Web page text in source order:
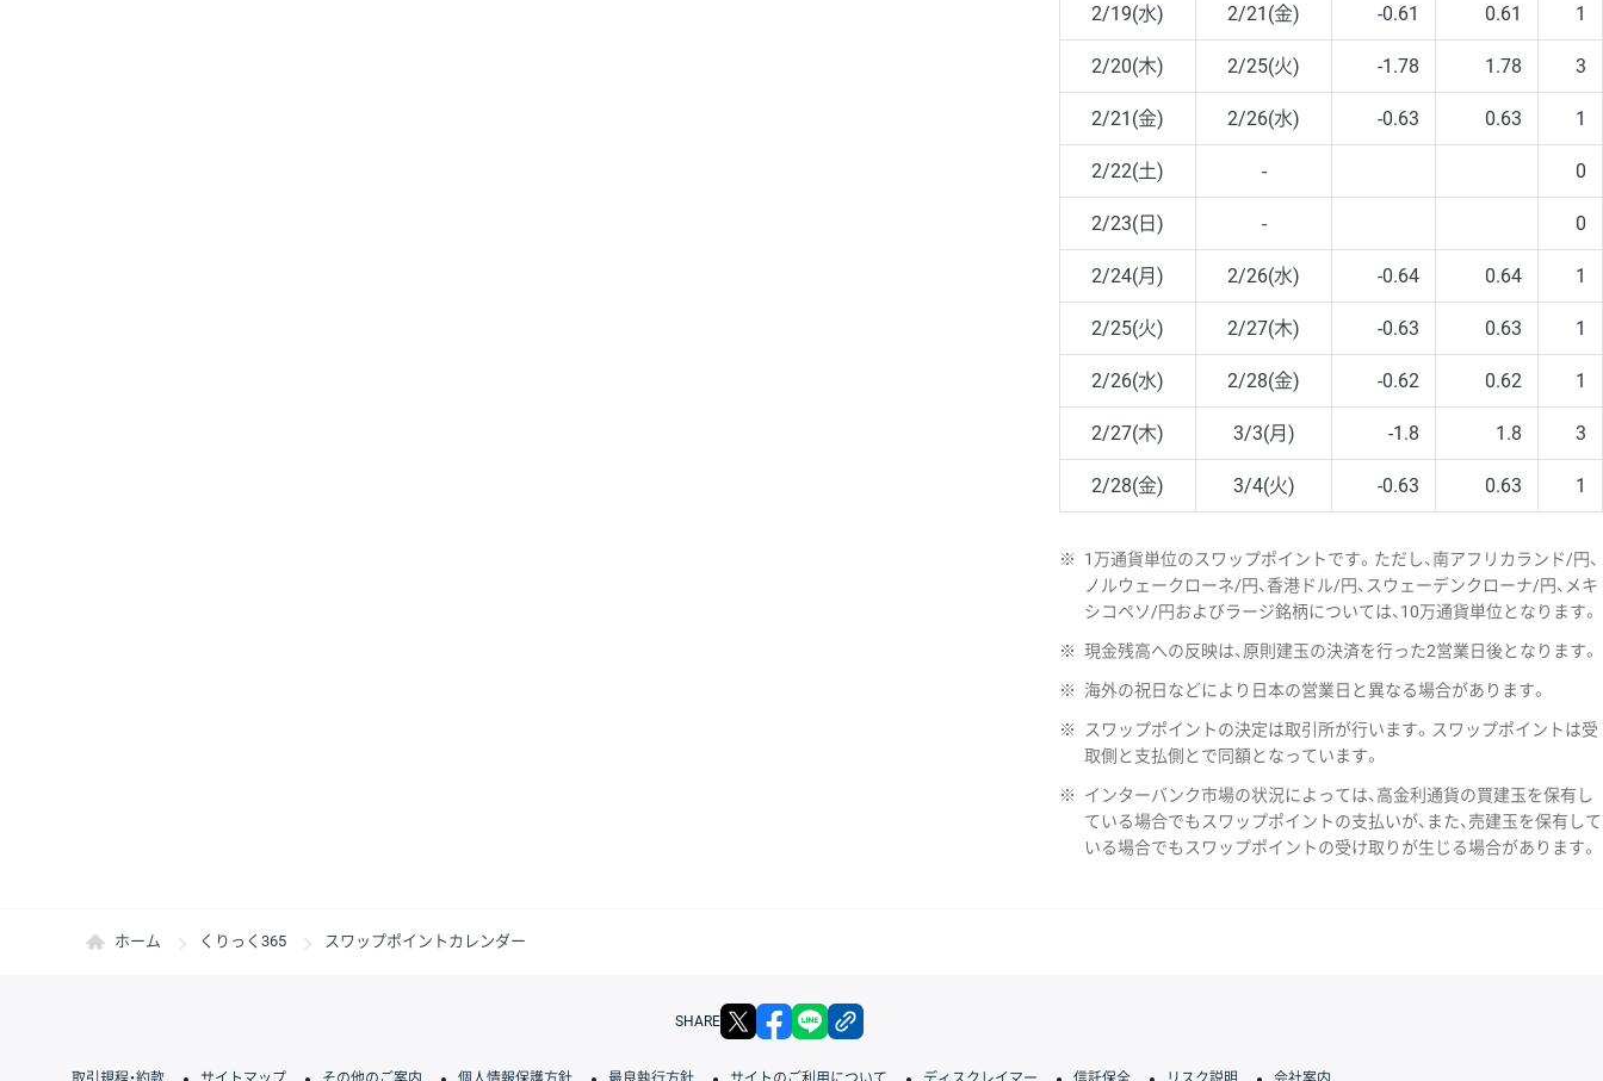
2/19(水) 2/21(金) -0.61 0.61 1
2/20(木) 2/25(火) -1.78 1.78 3
2/21(金) 2/26(水) -0.63 0.63 1
2/22(土) - 0
2/23(日) - 0
2/24(月) 2/26(水) -0.64 0.64 1
2/25(火) 2/27(木) -0.63 0.63 1
2/26(水) 2/28(金) -0.62 0.62 1
2/27(木) 3/3(月) -1.8 1.8 3
2/28(金) 3/4(火) -0.63 0.63 1
※
1万通貨単位のスワップポイントです。ただし、南アフリカランド/円、
ノルウェークローネ/円、香港ドル/円、スウェーデンクローナ/円、メキ
シコペソ/円およびラージ銘柄については、10万通貨単位となります。
※ 現金残高への反映は、原則建玉の決済を行った2営業日後となります。
※ 海外の祝日などにより日本の営業日と異なる場合があります。
※
スワップポイントの決定は取引所が行います。スワップポイントは受
取側と支払側とで同額となっています。
※
インターバンク市場の状況によっては、高金利通貨の買建玉を保有し
ている場合でもスワップポイントの支払いが、また、売建玉を保有して
いる場合でもスワップポイントの受け取りが生じる場合があります。
ホーム くりっく365 スワップポイントカレンダー
SHARE X facebook